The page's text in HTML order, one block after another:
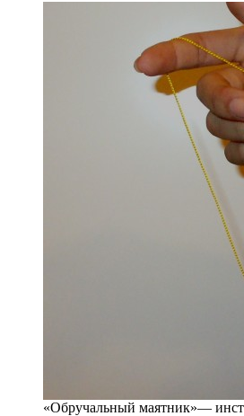
«Обручальный маятник»—